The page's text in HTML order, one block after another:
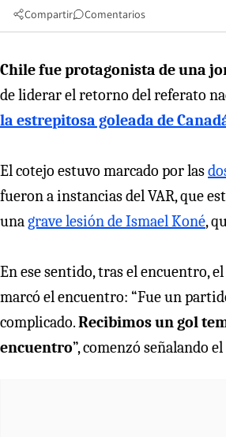
Compartir Comentarios
Chile fue protagonista de una
de liderar el retorno del referato
la estrepitosa goleada de
El cotejo estuvo marcado por las
fueron a instancias del VAR, que
unagrave lesión de Ismael Koné,
En ese sentido, tras el encuentro,
marcó el encuentro: “Fue un
complicado.Recibimos un gol
encuentro”, comenzó señalando